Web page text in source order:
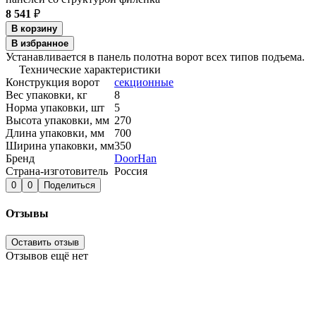
8 541 ₽
В корзину
В избранное
Устанавливается в панель полотна ворот всех типов подъема.
Технические характеристики
Конструкция ворот
секционные
Вес упаковки, кг
8
Норма упаковки, шт
5
Высота упаковки, мм 270
Длина упаковки, мм
700
Ширина упаковки, мм350
Бренд
DoorHan
Страна-изготовитель Россия
0 0 Поделиться
Отзывы
Оставить отзыв
Отзывов ещё нет